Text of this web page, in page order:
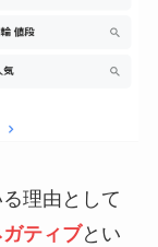
理由として
ティブとい